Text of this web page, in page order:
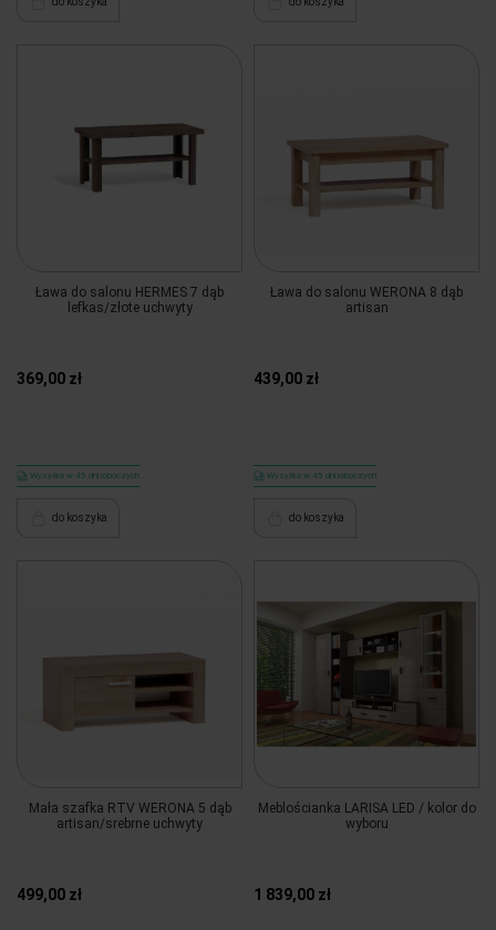
Ława do salonu HERMES 7 dąb
lefkas/złote uchwyty
369,00 zł
Wysyłka w 45 dni roboczych
do koszyka
Ława do salonu WERONA 8 dąb
artisan
439,00 zł
Wysyłka w 45 dni roboczych
do koszyka
Mała szafka RTV WERONA 5 dąb
artisan/srebrne uchwyty
499,00 zł
Meblościanka LARISA LED / kolor do
wyboru
1 839,00 zł